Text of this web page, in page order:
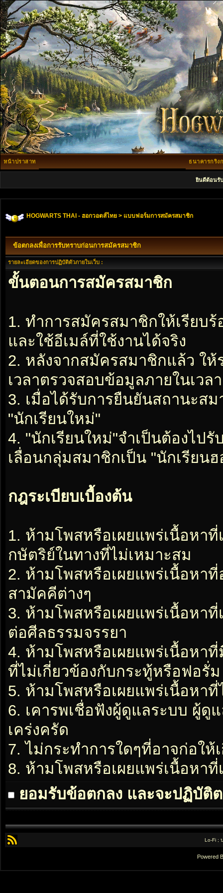
หน้าปราสาท ธนาคารกริง
ยินดีต้อนรับ
HOGWARTS THAI - ฮอกวอตส์ไทย > แบบฟอร์มการสมัครสมาชิก
ข้อตกลงเพื่อการรับทราบก่อนการสมัครสมาชิก
รายละเอียดของการปฏิบัติตัวภายในเว็บ :
ขั้นตอนการสมัครสมาชิก
1. ทำการสมัครสมาชิกให้เรียบ
และใช้อีเมล์ที่ใช้งานได้จริง
2. หลังจากสมัครสมาชิกแล้ว ใ
เวลาตรวจสอบข้อมูลภายในเว
3. เมื่อได้รับการยืนยันสถานะส
"นักเรียนใหม่"
4. "นักเรียนใหม่"จำเป็นต้องไป
เลื่อนกลุ่มสมาชิกเป็น "นักเรียน
กฎระเบียบเบื้องต้น
1. ห้ามโพสหรือเผยแพร่เนื้อหา
กษัตริย์ในทางที่ไม่เหมาะสม
2. ห้ามโพสหรือเผยแพร่เนื้อหา
สามัคคีต่างๆ
3. ห้ามโพสหรือเผยแพร่เนื้อหา
ต่อศีลธรรมจรรยา
4. ห้ามโพสหรือเผยแพร่เนื้อหา
ที่ไม่เกี่ยวข้องกับกระทู้หรือฟอรั่ม
5. ห้ามโพสหรือเผยแพร่เนื้อหา
6. เคารพเชื่อฟังผู้ดูแลระบบ ผู้ดู
เคร่งครัด
7. ไม่กระทำการใดๆที่อาจก่อให้
8. ห้ามโพสหรือเผยแพร่เนื้อหา
ยอมรับข้อตกลง และจะปฏิบัติ
Lo-Fi ;
Powered